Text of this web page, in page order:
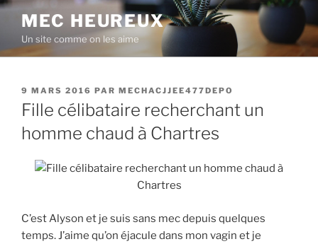
Aller
contenu
principal
MEC HEUREUX
Un site comme on les aime
PUBLIÉ
LE
9 MARS 2016 PAR MECHACJJEE477DEPO
Fille célibataire recherchant un
homme chaud à Chartres
C’est Alyson et je suis sans mec depuis quelques
temps. J’aime qu’on éjacule dans mon vagin et je